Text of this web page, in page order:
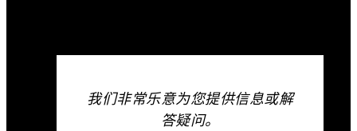
我们非常乐意为您提供信息或解
答疑问。